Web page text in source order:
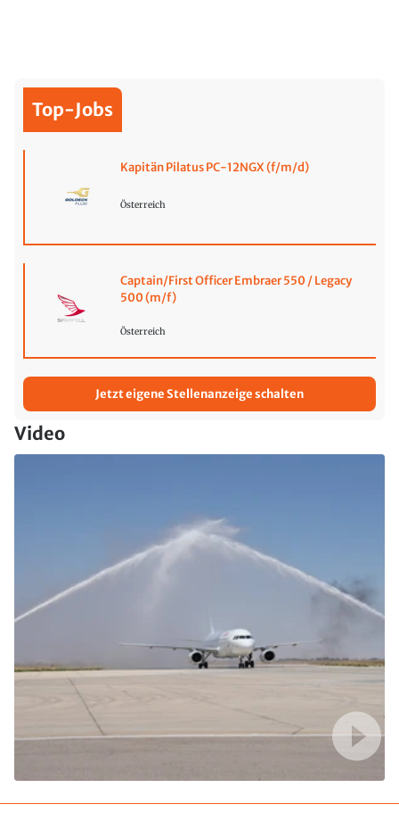
Top-Jobs
Kapitän Pilatus PC-12NGX (f/m/d)
Österreich
Captain/First Officer Embraer 550 / Legacy
500 (m/f)
Österreich
Jetzt eigene Stellenanzeige schalten
Video